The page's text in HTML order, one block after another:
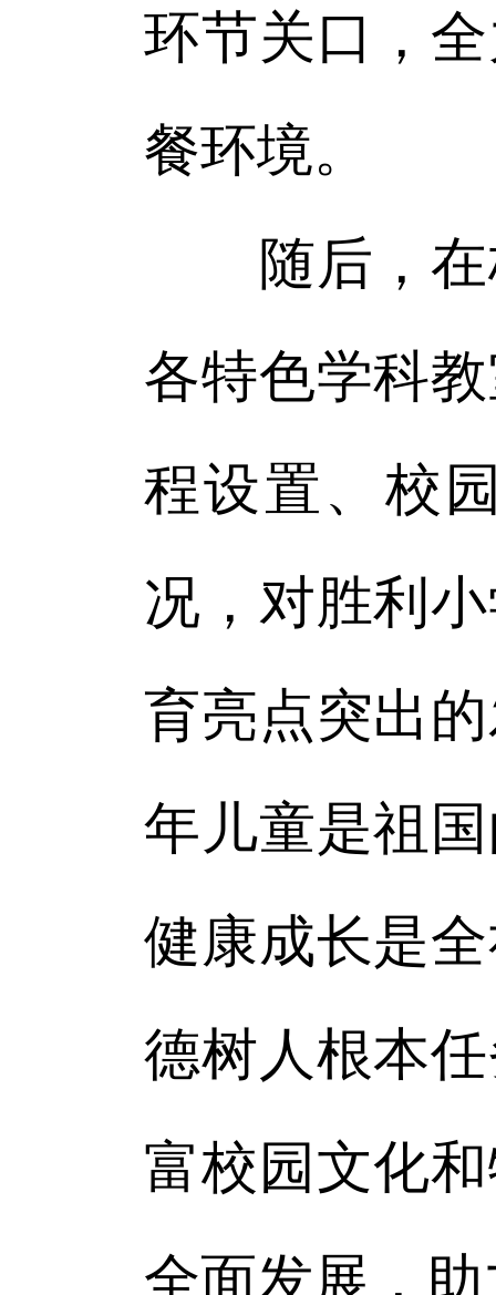
环节关口，
餐环境。
随后，在
各特色学科
程设置、校
况，对胜利
育亮点突出
年儿童是祖
健康成长是
德树人根本
富校园文化
全面发展，